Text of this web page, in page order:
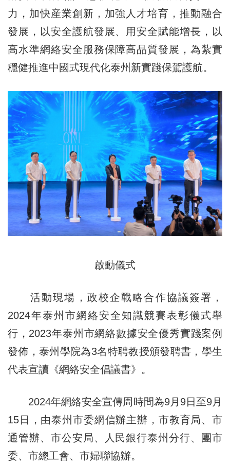
力，加快産業創新，加強人才培育，推動融合
發展，以安全護航發展、用安全賦能增長，以
高水準網絡安全服務保障高品質發展，為紮實
穩健推進中國式現代化泰州新實踐保駕護航。
啟動儀式
活動現場，政校企戰略合作協議簽署，
2024年泰州市網絡安全知識競賽表彰儀式舉
行，2023年泰州市網絡數據安全優秀實踐案例
發佈，泰州學院為3名特聘教授頒發聘書，學生
代表宣讀《網絡安全倡議書》。
2024年網絡安全宣傳周時間為9月9日至9月
15日，由泰州市委網信辦主辦，市教育局、市
通管辦、市公安局、人民銀行泰州分行、團市
委、市總工會、市婦聯協辦。